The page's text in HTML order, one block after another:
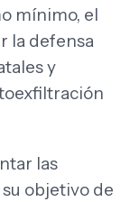
mínimo, el
la defensa
y
las
objetivo de